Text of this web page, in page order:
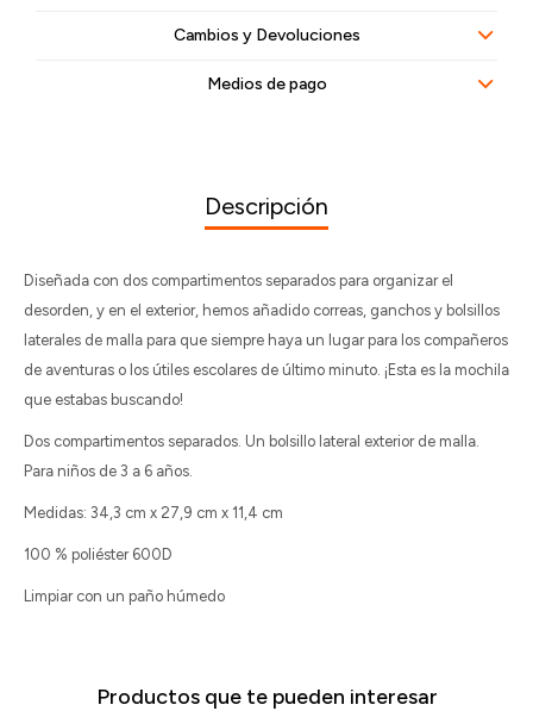
Cambios y Devoluciones
Medios de pago
Descripción
Diseñada con dos compartimentos separados para organizar el
desorden, y en el exterior, hemos añadido correas, ganchos y bolsillos
laterales de malla para que siempre haya un lugar para los compañeros
de aventuras o los útiles escolares de último minuto. ¡Esta es la mochila
que estabas buscando!
Dos compartimentos separados. Un bolsillo lateral exterior de malla.
Para niños de 3 a 6 años.
Medidas: 34,3 cm x 27,9 cm x 11,4 cm
100 % poliéster 600D
Limpiar con un paño húmedo
Productos que te pueden interesar